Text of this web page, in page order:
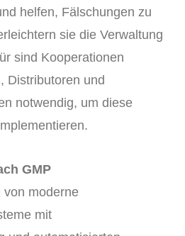
helfen, Fälschungen zu
sie die Verwaltung
sind Kooperationen
Distributoren und
notwendig, um diese
GMP
von moderne
mit